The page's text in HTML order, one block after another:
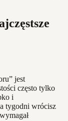
jest
często tylko
i
tygodni wrócisz